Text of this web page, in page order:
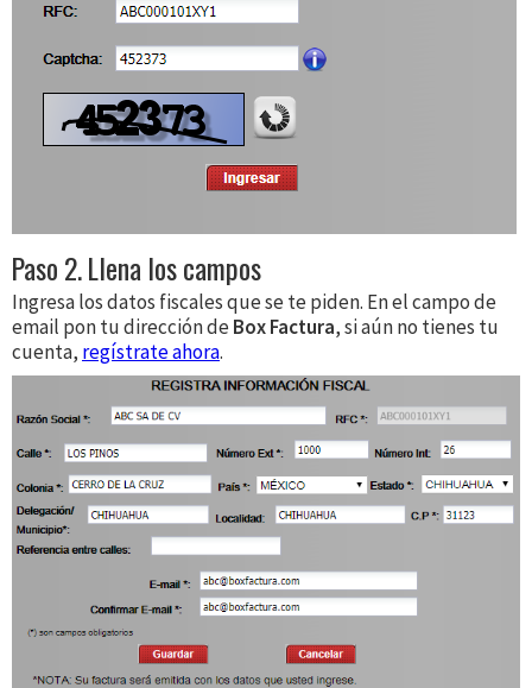
Paso 2. Llena los campos
Ingresa los datos fiscales que se te piden. En el campo de
email pon tu dirección deBox Factura, si aún no tienes tu
cuenta, regístrate ahora.